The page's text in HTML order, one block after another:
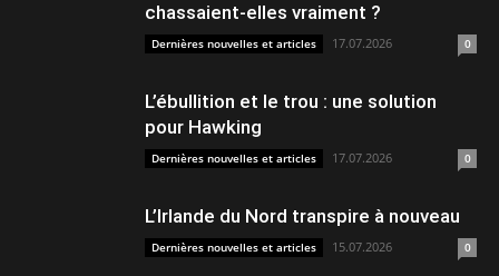
chassaient-elles vraiment ?
Dernières nouvelles et articles 17.07.2026 0
L’ébullition et le trou : une solution
pour Hawking
Dernières nouvelles et articles 17.07.2026 0
L’Irlande du Nord transpire à nouveau
Dernières nouvelles et articles 15.07.2026 0